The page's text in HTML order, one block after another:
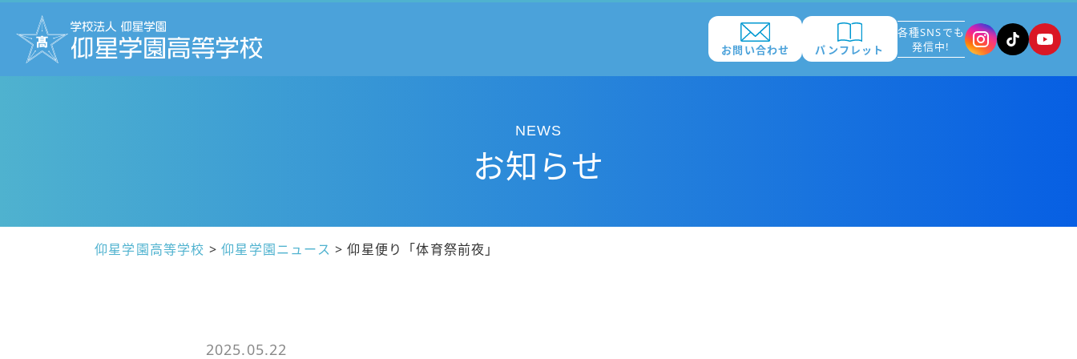
お問い合わせ パンフレット
各種SNSでも
発信中!
NEWS
お知らせ
仰星学園高等学校 >仰星学園ニュース >仰星便り「体育祭前夜」
2025.05.22